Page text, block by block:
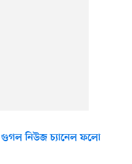
নিউজ চ্যানেল ফলো